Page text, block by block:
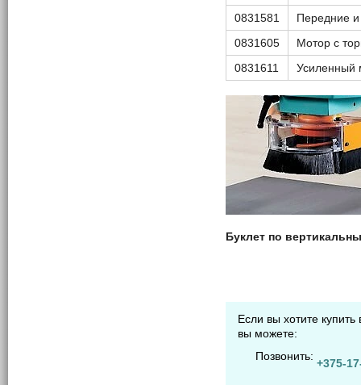
0831581
Передние и
0831605
Мотор с
0831611
Усиленный
Буклет по
Если вы хотите
вы можете:
Позвонить:
+375-